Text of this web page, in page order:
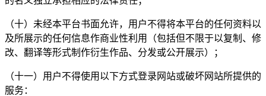
（十）未经本平台书面允许，用户不得将本平台的任何资料以
及所展示的任何信息作商业性利用（包括但不限于以复制、修
改、翻译等形式制作衍生作品、分发或公开展示）；
（十一）用户不得使用以下方式登录网站或破坏网站所提供的
服务：